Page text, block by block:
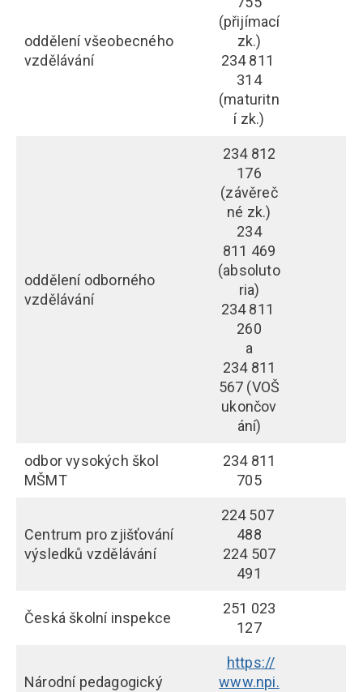
oddělení všeobecného
vzdělávání
(přijímací
zk.)
234 811
314
(maturitn
í zk.)
oddělení odborného
vzdělávání
234 812
176
(závěreč
né zk.)
234
811 469
(absoluto
ria)
234 811
260
a
234 811
567 (VOŠ
ukončov
ání)
odbor vysokých škol
MŠMT
234 811
705
Centrum pro zjišťování
výsledků vzdělávání
224 507
488
224 507
491
Česká školní inspekce
251 023
127
Národní pedagogický
https://
www.npi.